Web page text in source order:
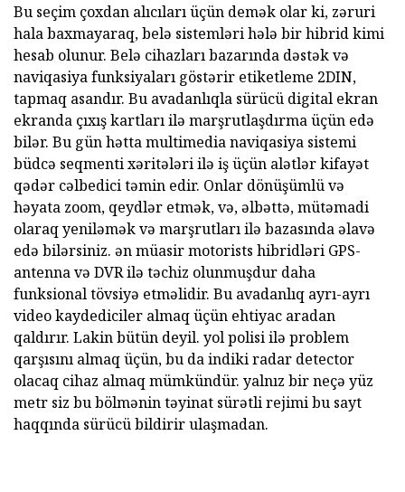
Bu seçim çoxdan alıcıları üçün demək olar ki, zəruri
hala baxmayaraq, belə sistemləri hələ bir hibrid kimi
hesab olunur. Belə cihazları bazarında dəstək və
naviqasiya funksiyaları göstərir etiketleme 2DIN,
tapmaq asandır. Bu avadanlıqla sürücü digital ekran
ekranda çıxış kartları ilə marşrutlaşdırma üçün edə
bilər. Bu gün hətta multimedia naviqasiya sistemi
büdcə seqmenti xəritələri ilə iş üçün alətlər kifayət
qədər cəlbedici təmin edir. Onlar dönüşümlü və
həyata zoom, qeydlər etmək, və, əlbəttə, mütəmadi
olaraq yeniləmək və marşrutları ilə bazasında əlavə
edə bilərsiniz. ən müasir motorists hibridləri GPS-
antenna və DVR ilə təchiz olunmuşdur daha
funksional tövsiyə etməlidir. Bu avadanlıq ayrı-ayrı
video kaydediciler almaq üçün ehtiyac aradan
qaldırır. Lakin bütün deyil. yol polisi ilə problem
qarşısını almaq üçün, bu da indiki radar detector
olacaq cihaz almaq mümkündür. yalnız bir neçə yüz
metr siz bu bölmənin təyinat sürətli rejimi bu sayt
haqqında sürücü bildirir ulaşmadan.